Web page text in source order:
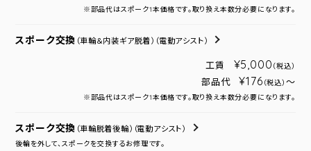
※部品代はスポーク1本価格です。取り換え本数分必要になります。
スポーク交換 （車輪＆内装ギア脱着） （電動アシスト）
工賃 ¥5,000 （税込）
部品代 ¥176 （税込） ～
※部品代はスポーク1本価格です。取り換え本数分必要になります。
スポーク交換 （車輪脱着後輪） （電動アシスト）
後輪を外して、スポークを交換するお修理です。